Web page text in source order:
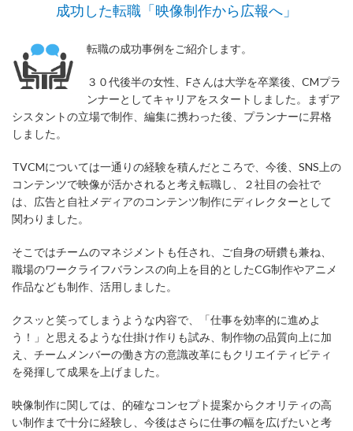
成功した転職「映像制作から広報へ」
転職の成功事例をご紹介します。
３０代後半の女性、Fさんは大学を卒業後、CMプラ
ンナーとしてキャリアをスタートしました。まずア
シスタントの立場で制作、編集に携わった後、プランナーに昇格
しました。
TVCMについては一通りの経験を積んだところで、今後、SNS上の
コンテンツで映像が活かされると考え転職し、２社目の会社で
は、広告と自社メディアのコンテンツ制作にディレクターとして
関わりました。
そこではチームのマネジメントも任され、ご自身の研鑽も兼ね、
職場のワークライフバランスの向上を目的としたCG制作やアニメ
作品なども制作、活用しました。
クスッと笑ってしまうような内容で、「仕事を効率的に進めよ
う！」と思えるような仕掛け作りも試み、制作物の品質向上に加
え、チームメンバーの働き方の意識改革にもクリエイティビティ
を発揮して成果を上げました。
映像制作に関しては、的確なコンセプト提案からクオリティの高
い制作まで十分に経験し、今後はさらに仕事の幅を広げたいと考